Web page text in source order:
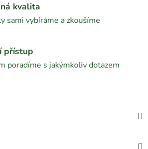
kvalita
sami vybíráme a zkoušíme
přístup
poradíme s jakýmkoliv dotazem